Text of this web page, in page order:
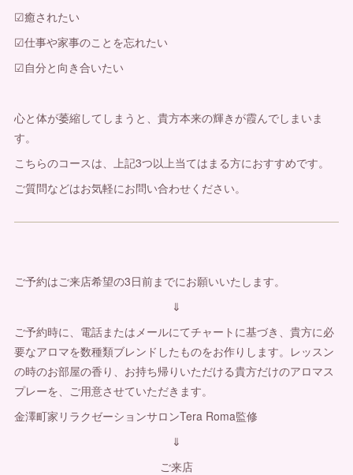
☑癒されたい
☑仕事や家事のことを忘れたい
☑自分と向き合いたい
心と体が萎縮してしまうと、貴方本来の輝きが霞んでしまいま
す。
こちらのコースは、上記3つ以上当てはまる方におすすめです。
ご質問などはお気軽にお問い合わせください。
ご予約はご来店希望の3日前までにお願いいたします。
⇓
ご予約時に、電話またはメールにてチャートに基づき、貴方に必
要なアロマを数種類ブレンドしたものをお作りします。レッスン
の時のお部屋の香り、お持ち帰りいただける貴方だけのアロマス
プレーを、ご用意させていただきます。
金澤町家リラクゼーションサロンTera Roma監修
⇓
ご来店